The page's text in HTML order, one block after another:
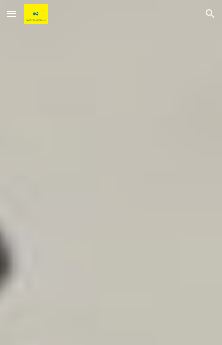
Skip to main content Skip to navigation